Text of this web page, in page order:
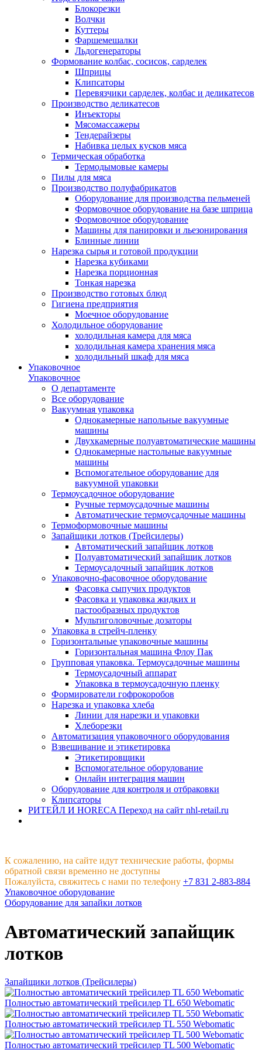
Блокорезки
Волчки
Куттеры
Фаршемешалки
Льдогенераторы
Формование колбас, сосисок, сарделек
Шприцы
Клипсаторы
Перевязчики сарделек, колбас и деликатесов
Производство деликатесов
Инъекторы
Мясомассажеры
Тендерайзеры
Набивка целых кусков мяса
Термическая обработка
Термодымовые камеры
Пилы для мяса
Производство полуфабрикатов
Оборудование для производства пельменей
Формовочное оборудование на базе шприца
Формовочное оборудование
Машины для панировки и льезонирования
Блинные линии
Нарезка сырья и готовой продукции
Нарезка кубиками
Нарезка порционная
Тонкая нарезка
Производство готовых блюд
Гигиена предприятия
Моечное оборудование
Холодильное оборудование
холодильная камера для мяса
холодильная камера хранения мяса
холодильный шкаф для мяса
Упаковочное
Упаковочное
О департаменте
Все оборудование
Вакуумная упаковка
Однокамерные напольные вакуумные
машины
Двухкамерные полуавтоматические машины
Однокамерные настольные вакуумные
машины
Вспомогательное оборудование для
вакуумной упаковки
Термоусадочное оборудование
Ручные термоусадочные машины
Автоматические термоусадочные машины
Термоформовочные машины
Запайщики лотков (Трейсилеры)
Автоматический запайщик лотков
Полуавтоматический запайщик лотков
Термоусадочный запайщик лотков
Упаковочно-фасовочное оборудование
Фасовка сыпучих продуктов
Фасовка и упаковка жидких и
пастообразных продуктов
Мультиголовочные дозаторы
Упаковка в стрейч-пленку
Горизонтальные упаковочные машины
Горизонтальная машина Флоу Пак
Групповая упаковка. Термоусадочные машины
Термоусадочный аппарат
Упаковка в термоусадочную пленку
Формирователи гофрокоробов
Нарезка и упаковка хлеба
Линии для нарезки и упаковки
Хлеборезки
Автоматизация упаковочного оборудования
Взвешивание и этикетировка
Этикетировщики
Вспомогательное оборудование
Онлайн интеграция машин
Оборудование для контроля и отбраковки
Клипсаторы
РИТЕЙЛ И HORECAПереход на сайт nhl-retail.ru
К сожалению, на сайте идут технические работы, формы
обратной связи временно не доступны
Пожалуйста, свяжитесь с нами по телефону +7 831 2-883-884
Упаковочное оборудование
Оборудование для запайки лотков
Автоматический запайщик
лотков
Запайщики лотков (Трейсилеры)
Полностью автоматический трейсилер TL 650 Webomatic
Полностью автоматический трейсилер TL 550 Webomatic
Полностью автоматический трейсилер TL 500 Webomatic